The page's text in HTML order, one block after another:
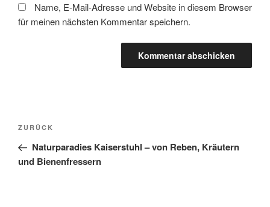
Name, E-Mail-Adresse und Website in diesem Browser
für meinen nächsten Kommentar speichern.
Beitragsnavigation
Vorheriger
Beitrag
ZURÜCK
Naturparadies Kaiserstuhl – von Reben, Kräutern
und Bienenfressern